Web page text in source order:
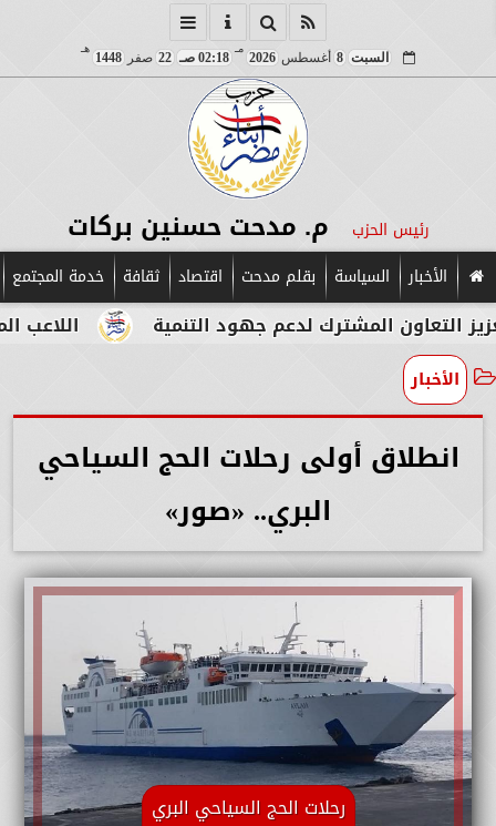
السبت 8 أغسطس 2026
مـ
02:18 صـ 22 صفر 1448
هـ
رئيس الحزب م. مدحت حسنين بركات
الأخبار السياسة بقلم مدحت اقتصاد ثقافة خدمة المجتمع
اللاعب المصري المشترك لدعم جهود التنمية
الأخبار
انطلاق أولى رحلات الحج السياحي
البري.. «صور»
رحلات الحج السياحي البري